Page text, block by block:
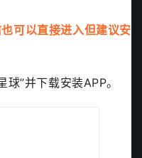
可以直接进入但建议安
球”并下载安装APP。